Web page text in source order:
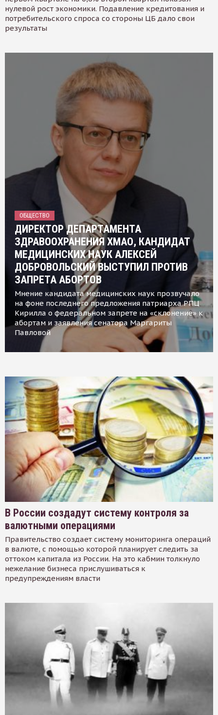
нулевой рост экономики. Подавление кредитования и
потребительского спроса со стороны ЦБ дало свои
результаты
ОБЩЕСТВО
ДИРЕКТОР ДЕПАРТАМЕНТА
ЗДРАВООХРАНЕНИЯ ХМАО, КАНДИДАТ
МЕДИЦИНСКИХ НАУК АЛЕКСЕЙ
ДОБРОВОЛЬСКИЙ ВЫСТУПИЛ ПРОТИВ
ЗАПРЕТА АБОРТОВ
Мнение кандидата медицинских наук прозвучало
на фоне последнего предложения патриарха РПЦ
Кирилла о федеральном запрете на «склонение» к
абортам и заявления сенатора Маргариты
Павловой
В России создадут систему контроля за
валютными операциями
Правительство создает систему мониторинга операций
в валюте, с помощью которой планирует следить за
оттоком капитала из России. На это кабмин толкнуло
нежелание бизнеса прислушиваться к
предупреждениям власти